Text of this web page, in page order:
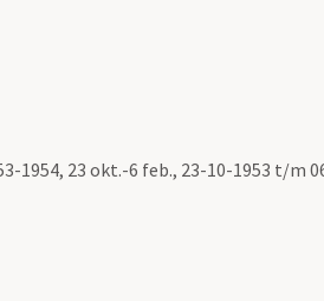
1954, 23 okt.-6 feb., 23-10-1953 t/m